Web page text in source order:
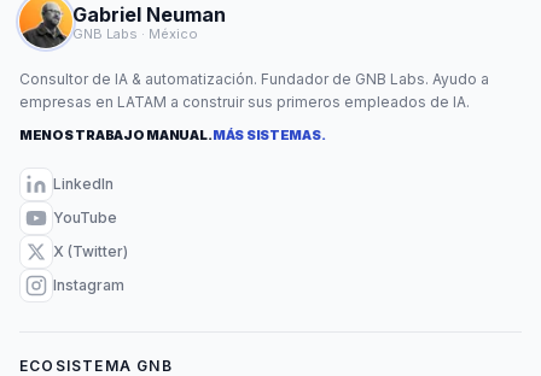
Gabriel Neuman
GNB Labs · México
Consultor de IA & automatización. Fundador de GNB Labs. Ayudo a
empresas en LATAM a construir sus primeros empleados de IA.
MENOS TRABAJO MANUAL.MÁS SISTEMAS.
LinkedIn
YouTube
X (Twitter)
Instagram
ECOSISTEMA GNB